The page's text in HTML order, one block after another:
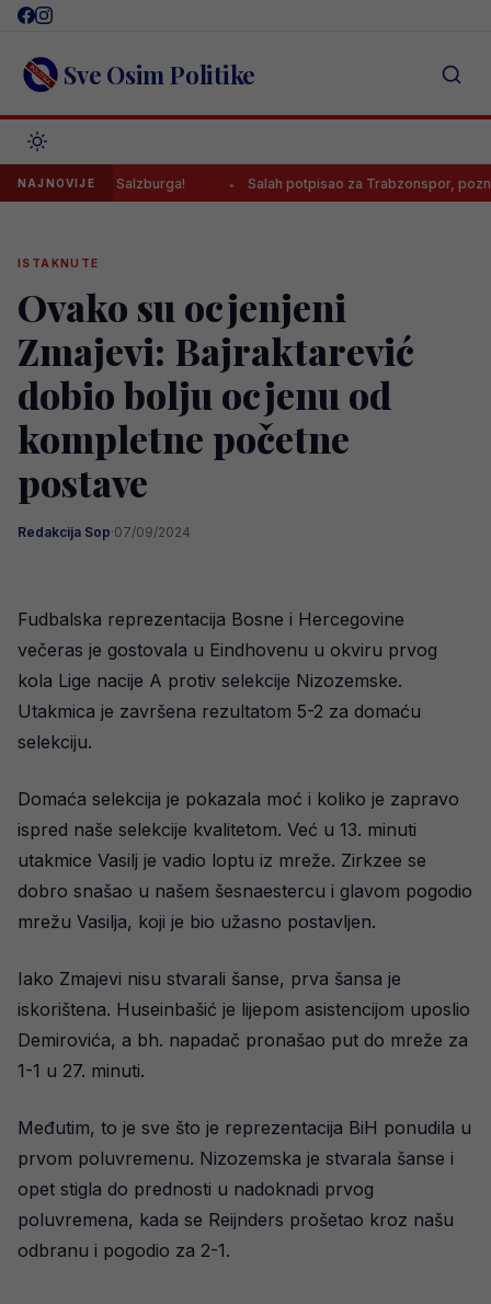
Skip
content Sve Osim Politike
NAJNOVIJE
Salzburga! Salah potpisao za Trabzonspor, poznato koliko
ISTAKNUTE
Ovako su ocjenjeni
Zmajevi: Bajraktarević
dobio bolju ocjenu od
kompletne početne
postave
Redakcija Sop·07/09/2024
Fudbalska reprezentacija Bosne i Hercegovine
večeras je gostovala u Eindhovenu u okviru prvog
kola Lige nacije A protiv selekcije Nizozemske.
Utakmica je završena rezultatom 5-2 za domaću
selekciju.
Domaća selekcija je pokazala moć i koliko je zapravo
ispred naše selekcije kvalitetom. Već u 13. minuti
utakmice Vasilj je vadio loptu iz mreže. Zirkzee se
dobro snašao u našem šesnaestercu i glavom pogodio
mrežu Vasilja, koji je bio užasno postavljen.
Iako Zmajevi nisu stvarali šanse, prva šansa je
iskorištena. Huseinbašić je lijepom asistencijom uposlio
Demirovića, a bh. napadač pronašao put do mreže za
1-1 u 27. minuti.
Međutim, to je sve što je reprezentacija BiH ponudila u
prvom poluvremenu. Nizozemska je stvarala šanse i
opet stigla do prednosti u nadoknadi prvog
poluvremena, kada se Reijnders prošetao kroz našu
odbranu i pogodio za 2-1.